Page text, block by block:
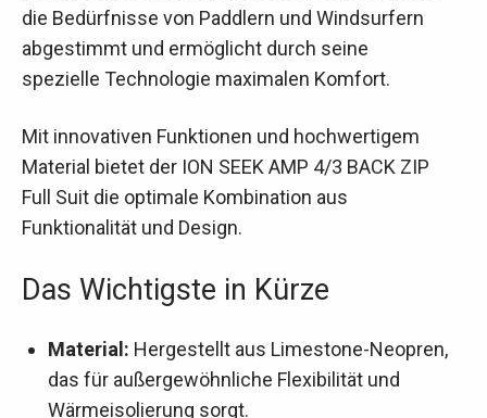
die Bedürfnisse von Paddlern und Windsurfern
abgestimmt und ermöglicht durch seine
spezielle Technologie maximalen Komfort.
Mit innovativen Funktionen und hochwertigem
Material bietet der ION SEEK AMP 4/3 BACK ZIP
Full Suit die optimale Kombination aus
Funktionalität und Design.
Das Wichtigste in Kürze
Material: Hergestellt aus Limestone-Neopren,
das für außergewöhnliche Flexibilität und
Wärmeisolierung sorgt.